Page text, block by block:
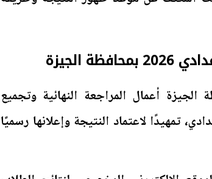
الجيزة
أعمال المراجعة النهائية وتجميع
تمهيدًا لاعتماد النتيجة وإعلانها رسميًا